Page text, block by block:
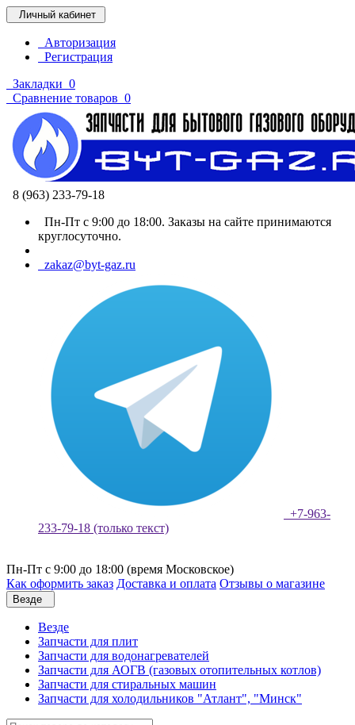
Личный кабинет
Авторизация
Регистрация
Закладки 0
Сравнение товаров 0
8 (963) 233-79-18
Пн-Пт с 9:00 до 18:00. Заказы на сайте принимаются
круглосуточно.
zakaz@byt-gaz.ru
+7-963-
233-79-18 (только текст)
Пн-Пт с 9:00 до 18:00 (время Московское)
Как оформить заказ Доставка и оплата Отзывы о магазине
Везде
Везде
Запчасти для плит
Запчасти для водонагревателей
Запчасти для АОГВ (газовых отопительных котлов)
Запчасти для стиральных машин
Запчасти для холодильников "Атлант", "Минск"